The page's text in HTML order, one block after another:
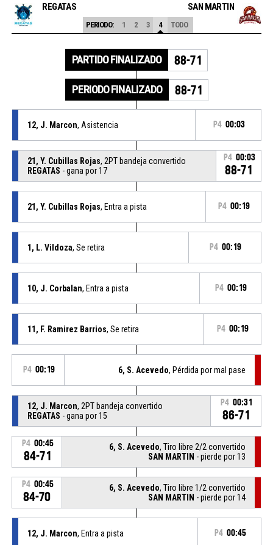
REGATAS SAN MARTIN
PERIODO: 1 2 3 4 TODO
PARTIDO FINALIZADO 88-71
PERIODO FINALIZADO 88-71
12, J. Marcon, Asistencia P4 00:03
21, Y. Cubillas Rojas, 2PT bandeja convertido
REGATAS - gana por 17
P4 00:03
88-71
21, Y. Cubillas Rojas, Entra a pista P4 00:19
1, L. Vildoza, Se retira P4 00:19
10, J. Corbalan, Entra a pista P4 00:19
11, F. Ramirez Barrios, Se retira P4 00:19
P4 00:19 6, S. Acevedo, Pérdida por mal pase
12, J. Marcon, 2PT bandeja convertido
REGATAS - gana por 15
P4 00:31
86-71
P4 00:45
84-71
6, S. Acevedo, Tiro libre 2/2 convertido
SAN MARTIN - pierde por 13
P4 00:45
84-70
6, S. Acevedo, Tiro libre 1/2 convertido
SAN MARTIN - pierde por 14
12, J. Marcon, Entra a pista P4 00:45